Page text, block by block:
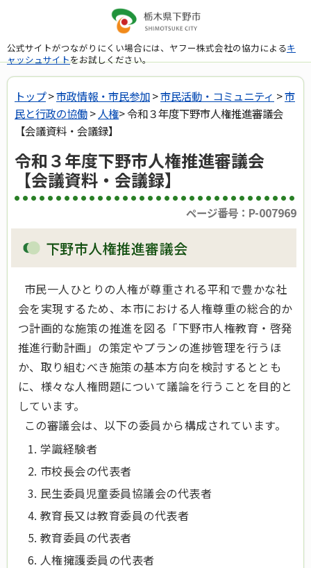
公式サイトがつながりにくい場合には、ヤフー株式会社の協力によるキ
ャッシュサイトをお試しください。
トップ>市政情報・市民参加>市民活動・コミュニティ >市
民と行政の協働> 人権> 令和３年度下野市人権推進審議会
【会議資料・会議録】
令和３年度下野市人権推進審議会
【会議資料・会議録】
ページ番号：P-007969
下野市人権推進審議会
市民一人ひとりの人権が尊重される平和で豊かな社
会を実現するため、本市における人権尊重の総合的か
つ計画的な施策の推進を図る「下野市人権教育・啓発
推進行動計画」の策定やプランの進捗管理を行うほ
か、取り組むべき施策の基本方向を検討するととも
に、様々な人権問題について議論を行うことを目的と
しています。
この審議会は、以下の委員から構成されています。
学識経験者
市校長会の代表者
民生委員児童委員協議会の代表者
教育長又は教育委員の代表者
教育委員の代表者
人権擁護委員の代表者